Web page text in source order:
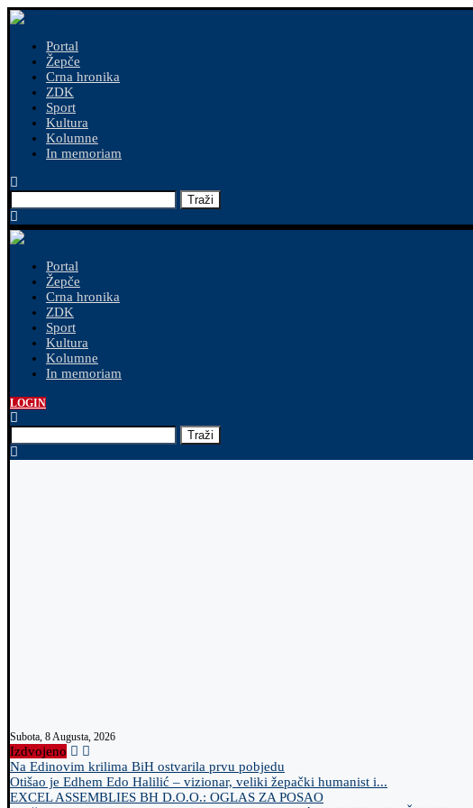
Portal
Žepče
Crna hronika
ZDK
Sport
Kultura
Kolumne
In memoriam
Traži
Portal
Žepče
Crna hronika
ZDK
Sport
Kultura
Kolumne
In memoriam
LOGIN
Traži
Subota, 8 Augusta, 2026
Izdvojeno
Na Edinovim krilima BiH ostvarila prvu pobjedu
Otišao je Edhem Edo Halilić – vizionar, veliki žepački humanist i...
EXCEL ASSEMBLIES BH D.O.O.: OGLAS ZA POSAO